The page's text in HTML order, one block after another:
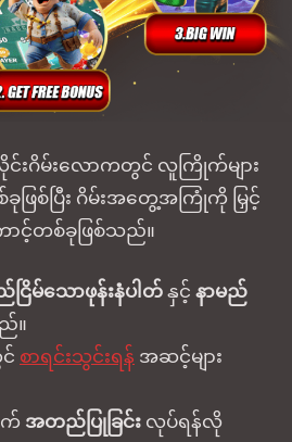
းဂိမ်းလောကတွင် လူကြိုက်များ
ဖြစ်ပြီး ဂိမ်းအတွေ့အကြုံကို မြှင့်
ာင့်တစ်ခုဖြစ်သည်။
ြိမ်သောဖုန်းနံပါတ်နှင့် နာမည်
။
စာရင်းသွင်းရန် အဆင့်များ
က် အတည်ပြုခြင်း လုပ်ရန်လို